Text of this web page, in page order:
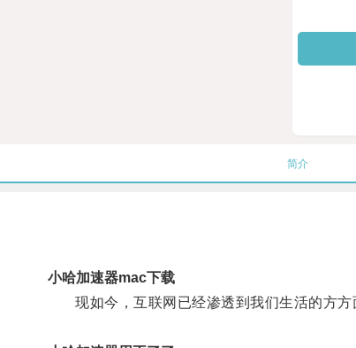
简介
小哈加速器mac下载
现如今，互联网已经渗透到我们生活的方方